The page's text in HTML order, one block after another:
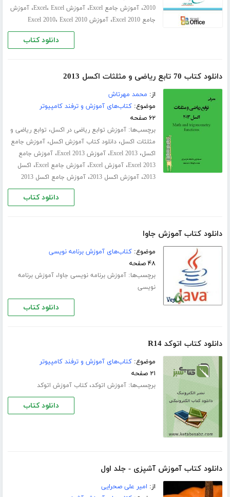
2010،آموزش جامع Excel ،آموزش Excel ، Excel ،آموزش
جامع Excel 2010
،آموزش Excel 2010 ، Excel 2010
دانلود کتاب
دانلود کتاب 70 تابع ریاضی و مثلثات اکسل 2013
از: محمد مهرتاش
موضوع:کتاب‌های آموزش و ترفند کامپیوتر
۶۲ صفحه
برچسب‌ها:آموزش توابع ریاضی در اکسل، توابع ریاضی و
مثلثات اکسل،دانلود کتاب آموزش اکسل،آموزش جامع
اکسل،Excel 2013،آموزش Excel 2013 ،آموزش جامع
Excel 2013،آموزش Excel ،آموزش جامع Excel ، اکسل
2013،آموزش اکسل 2013 ،آموزش جامع اکسل 2013
دانلود کتاب
دانلود کتاب آموزش جاوا
موضوع:کتاب‌های آموزش برنامه نویسی
۴۸ صفحه
برچسب‌ها:آموزش برنامه نویسی جاوا،آموزش برنامه
نویسی
دانلود کتاب
دانلود کتاب اتوکد R14
موضوع:کتاب‌های آموزش و ترفند کامپیوتر
۲۱ صفحه
برچسب‌ها:آموزش اتوکد،کتاب آموزش اتوکد
دانلود کتاب
دانلود کتاب آموزش آشپزی - جلد اول
از: امیر علی صحرایی